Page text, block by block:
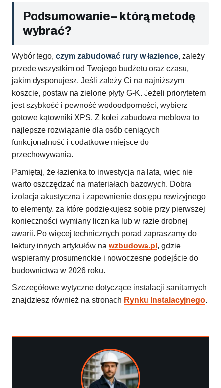
Podsumowanie – którą metodę
wybrać?
Wybór tego, czym zabudować rury w łazience, zależy
przede wszystkim od Twojego budżetu oraz czasu,
jakim dysponujesz. Jeśli zależy Ci na najniższym
koszcie, postaw na zielone płyty G-K. Jeżeli priorytetem
jest szybkość i pewność wodoodporności, wybierz
gotowe kątowniki XPS. Z kolei zabudowa meblowa to
najlepsze rozwiązanie dla osób ceniących
funkcjonalność i dodatkowe miejsce do
przechowywania.
Pamiętaj, że łazienka to inwestycja na lata, więc nie
warto oszczędzać na materiałach bazowych. Dobra
izolacja akustyczna i zapewnienie dostępu rewizyjnego
to elementy, za które podziękujesz sobie przy pierwszej
konieczności wymiany licznika lub w razie drobnej
awarii. Po więcej technicznych porad zapraszamy do
lektury innych artykułów na wzbudowa.pl , gdzie
wspieramy prosumenckie i nowoczesne podejście do
budownictwa w 2026 roku.
Szczegółowe wytyczne dotyczące instalacji sanitarnych
znajdziesz również na stronach Rynku Instalacyjnego.